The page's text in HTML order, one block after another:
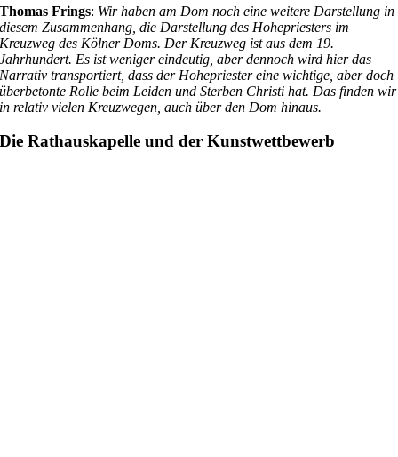
Thomas Frings: Wir haben am Dom noch eine weitere Darstellung in
diesem Zusammenhang, die Darstellung des Hohepriesters im
Kreuzweg des Kölner Doms. Der Kreuzweg ist aus dem 19.
Jahrhundert. Es ist weniger eindeutig, aber dennoch wird hier das
Narrativ transportiert, dass der Hohepriester eine wichtige, aber doch
überbetonte Rolle beim Leiden und Sterben Christi hat. Das finden wir
in relativ vielen Kreuzwegen, auch über den Dom hinaus.
Die Rathauskapelle und der Kunstwettbewerb